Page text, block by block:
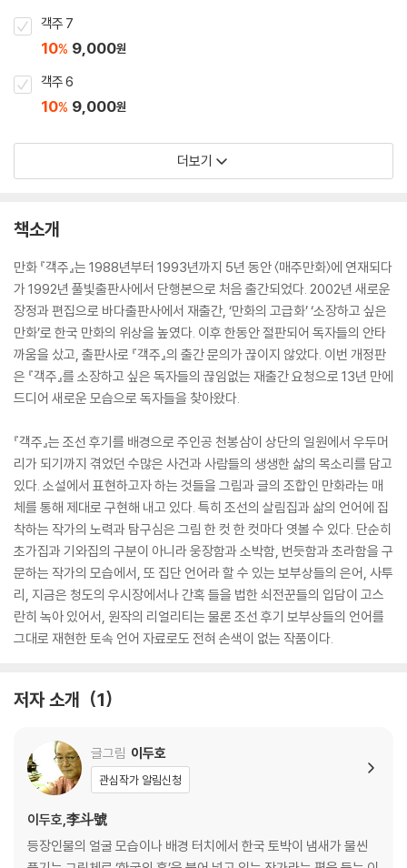
객주 7
10% 9,000원
객주 6
10% 9,000원
더보기
책소개
만화 『객주』는 1988년부터 1993년까지 5년 동안 〈매주만화〉에 연재되다
가 1992년 풀빛출판사에서 단행본으로 처음 출간되었다. 2002년 새로운
장정과 편집으로 바다출판사에서 재출간, ‘만화의 고급화’ ‘소장하고 싶은
만화’로 한국 만화의 위상을 높였다. 이후 한동안 절판되어 독자들의 안타
까움을 샀고, 출판사로 『객주』의 출간 문의가 끊이지 않았다. 이번 개정판
은 『객주』를 소장하고 싶은 독자들의 끊임없는 재출간 요청으로 13년 만에
드디어 새로운 모습으로 독자들을 찾아왔다.
『객주』는 조선 후기를 배경으로 주인공 천봉삼이 상단의 일원에서 우두머
리가 되기까지 겪었던 수많은 사건과 사람들의 생생한 삶의 목소리를 담고
있다. 소설에서 표현하고자 하는 것들을 그림과 글의 조합인 만화라는 매
체를 통해 제대로 구현해 내고 있다. 특히 조선의 살림집과 삶의 언어에 집
착하는 작가의 노력과 탐구심은 그림 한 컷 한 컷마다 엿볼 수 있다. 단순히
초가집과 기와집의 구분이 아니라 웅장함과 소박함, 번듯함과 초라함을 구
문하는 작가의 모습에서, 또 집단 언어라 할 수 있는 보부상들의 은어, 사투
리, 지금은 청도의 우시장에서나 간혹 들을 법한 쇠전꾼들의 입담이 고스
란히 녹아 있어서, 원작의 리얼리티는 물론 조선 후기 보부상들의 언어를
그대로 재현한 토속 언어 자료로도 전혀 손색이 없는 작품이다.
저자 소개 1
글그림 이두호
관심작가 알림신청
이두호,李斗號
등장인물의 얼굴 모습이나 배경 터치에서 한국 토박이 냄새가 물씬